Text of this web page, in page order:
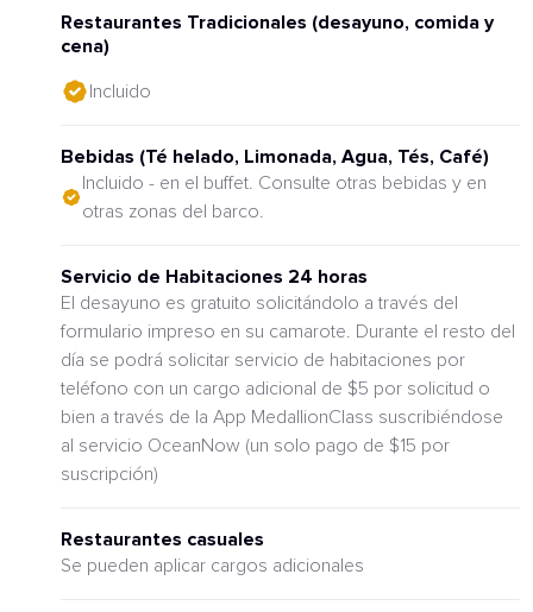
Restaurantes Tradicionales (desayuno, comida y
cena)
Incluido
Bebidas (Té helado, Limonada, Agua, Tés, Café)
Incluido - en el buffet. Consulte otras bebidas y en
otras zonas del barco.
Servicio de Habitaciones 24 horas
El desayuno es gratuito solicitándolo a través del
formulario impreso en su camarote. Durante el resto del
día se podrá solicitar servicio de habitaciones por
teléfono con un cargo adicional de $5 por solicitud o
bien a través de la App MedallionClass suscribiéndose
al servicio OceanNow (un solo pago de $15 por
suscripción)
Restaurantes casuales
Se pueden aplicar cargos adicionales